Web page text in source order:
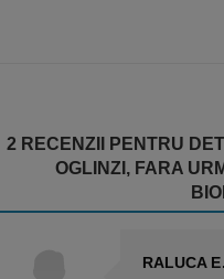
2 RECENZII PENTRU
OGLINZI, FARA
RALUCA E.